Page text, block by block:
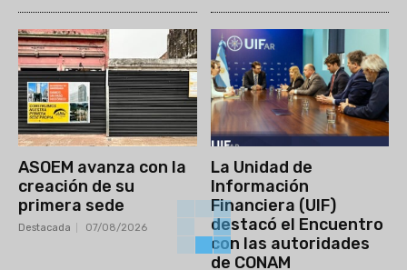
ASOEM avanza con la
creación de su
primera sede
Destacada 07/08/2026
La Unidad de
Información
Financiera (UIF)
destacó el Encuentro
con las autoridades
de CONAM